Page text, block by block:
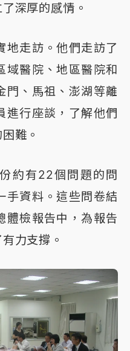
深厚的感情。
地走訪。他們走訪了
域醫院、地區醫院和
門、馬祖、澎湖等離
進行座談，了解他們
難。
約有22個問題的問
手資料。這些問卷結
體檢報告中，為報告
力支撐。